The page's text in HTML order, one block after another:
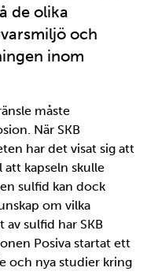
de olika
och
inom
måste
När SKB
har det visat sig att
att kapseln skulle
sulfid kan dock
om vilka
av sulfid har SKB
Posiva startat ett
och nya studier kring